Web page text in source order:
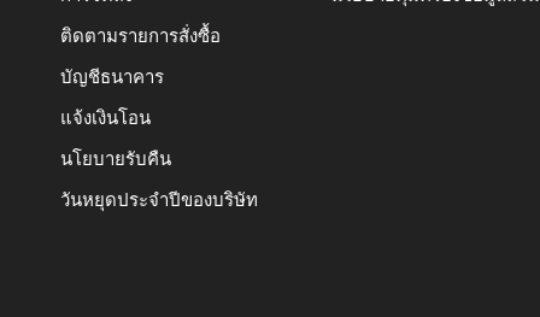
ติดตามรายการสั่งซื้อ
บัญชีธนาคาร
แจ้งเงินโอน
นโยบายรับคืน
วันหยุดประจำปีของบริษัท